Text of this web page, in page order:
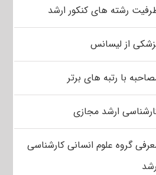
رشته های کنکور ارشد
از لیسانس
با رتبه های برتر
ارشد مجازی
گروه علوم انسانی کارشناسی